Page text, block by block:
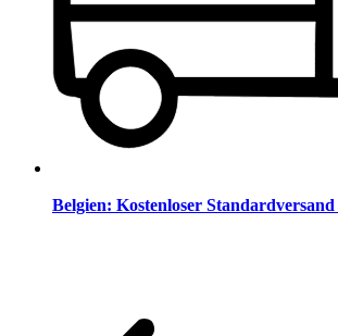
Belgien: Kostenloser Standardversand